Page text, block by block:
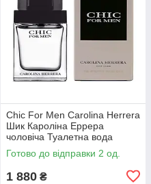
Chic For Men Carolina Herrera
Шик Кароліна Еррера
чоловіча Туалетна вода
Оригінал 60 мл.
Готово до відправки 2 од.
1 880 ₴